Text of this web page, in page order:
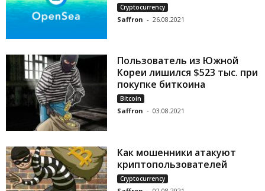
Cryptocurrency
Saffron - 26.08.2021
Пользователь из Южной
Кореи лишился $523 тыс. при
покупке биткоина
Bitcoin
Saffron - 03.08.2021
Как мошенники атакуют
криптопользователей
Cryptocurrency